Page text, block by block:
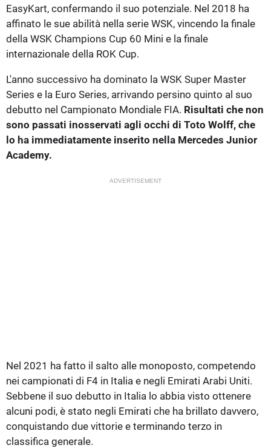
EasyKart, confermando il suo potenziale. Nel 2018 ha
affinato le sue abilità nella serie WSK, vincendo la finale
della WSK Champions Cup 60 Mini e la finale
internazionale della ROK Cup.
L'anno successivo ha dominato la WSK Super Master
Series e la Euro Series, arrivando persino quinto al suo
debutto nel Campionato Mondiale FIA. Risultati che non
sono passati inosservati agli occhi di Toto Wolff, che
lo ha immediatamente inserito nella Mercedes Junior
Academy.
ADVERTISEMENT
Nel 2021 ha fatto il salto alle monoposto, competendo
nei campionati di F4 in Italia e negli Emirati Arabi Uniti.
Sebbene il suo debutto in Italia lo abbia visto ottenere
alcuni podi, è stato negli Emirati che ha brillato davvero,
conquistando due vittorie e terminando terzo in
classifica generale.